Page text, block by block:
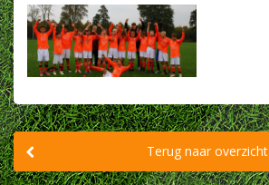
Terug naar overzicht